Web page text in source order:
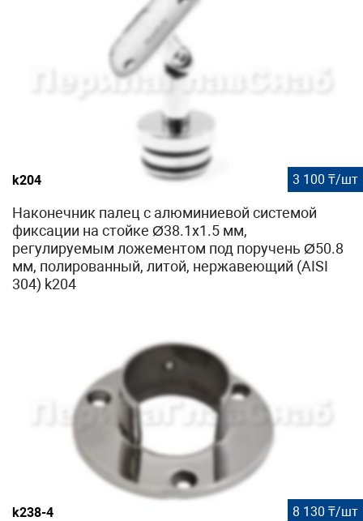
k204 3 100 ₸/шт
Наконечник палец с алюминиевой системой
фиксации на стойке Ø38.1х1.5 мм,
регулируемым ложементом под поручень Ø50.8
мм, полированный, литой, нержавеющий (AISI
304) k204
k238-4 8 130 ₸/шт